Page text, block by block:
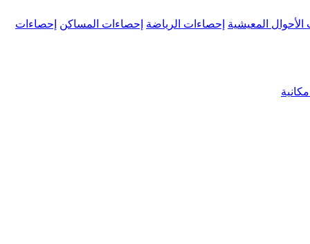
الأحوال المعيشية إحصاءات الرياضة إحصاءات المساكن إحصاءات